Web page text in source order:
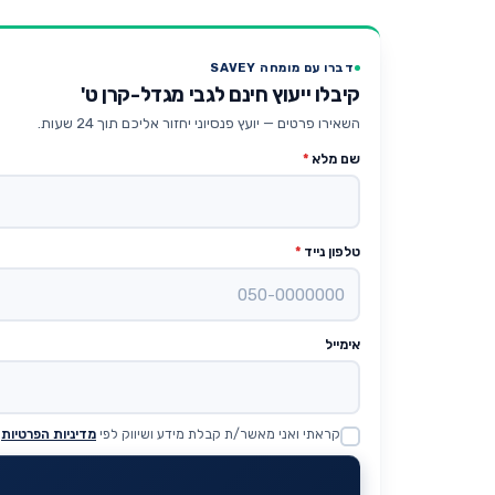
דברו עם מומחה SAVEY
קיבלו ייעוץ חינם לגבי מגדל-קרן ט'
השאירו פרטים — יועץ פנסיוני יחזור אליכם תוך 24 שעות.
שם מלא *
טלפון נייד *
אימייל
Website
קראתי ואני מאשר/ת קבלת מידע ושיווק לפי מדיניות הפרטיות